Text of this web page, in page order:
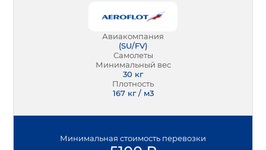
Авиакомпания
(SU/FV)
Самолеты
Минимальный вес
30 кг
Плотность
167 кг / м3
Минимальная стоимость перевозки